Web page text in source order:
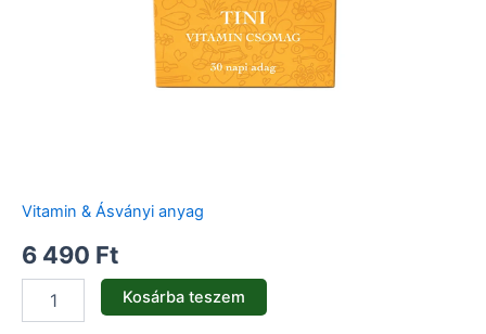
Vitamin & Ásványi anyag
6 490 Ft
Kosárba teszem